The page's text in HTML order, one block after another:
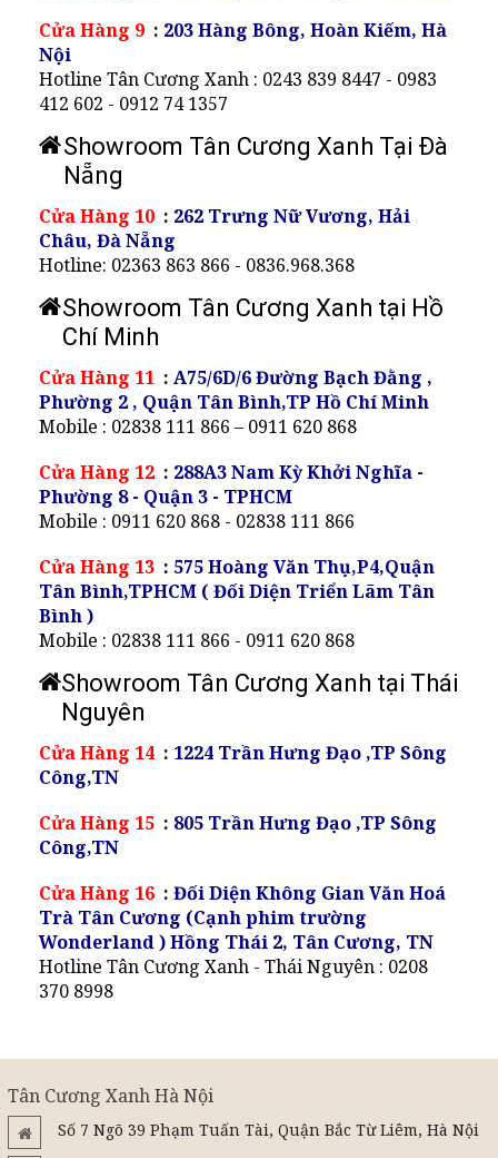
Cửa Hàng 9 : 203 Hàng Bông, Hoàn Kiếm, Hà
Nội
Hotline Tân Cương Xanh : 0243 839 8447 - 0983
412 602 - 0912 74 1357
Showroom Tân Cương Xanh Tại Đà
Nẵng
Cửa Hàng 10 : 262 Trưng Nữ Vương, Hải
Châu, Đà Nẵng
Hotline: 02363 863 866 - 0836.968.368
Showroom Tân Cương Xanh tại Hồ
Chí Minh
Cửa Hàng 11 : A75/6D/6 Đường Bạch Đằng ,
Phường 2 , Quận Tân Bình,TP Hồ Chí Minh
Mobile : 02838 111 866 – 0911 620 868
Cửa Hàng 12 : 288A3 Nam Kỳ Khởi Nghĩa -
Phường 8 - Quận 3 - TPHCM
Mobile : 0911 620 868 - 02838 111 866
Cửa Hàng 13 : 575 Hoàng Văn Thụ,P4,Quận
Tân Bình,TPHCM ( Đối Diện Triển Lãm Tân
Bình )
Mobile : 02838 111 866 - 0911 620 868
Showroom Tân Cương Xanh tại Thái
Nguyên
Cửa Hàng 14 : 1224 Trần Hưng Đạo ,TP Sông
Công,TN
Cửa Hàng 15 : 805 Trần Hưng Đạo ,TP Sông
Công,TN
Cửa Hàng 16 : Đối Diện Không Gian Văn Hoá
Trà Tân Cương (Cạnh phim trường
Wonderland ) Hồng Thái 2, Tân Cương, TN
Hotline Tân Cương Xanh - Thái Nguyên : 0208
370 8998
Tân Cương Xanh Hà Nội
Số 7 Ngõ 39 Phạm Tuấn Tài, Quận Bắc Từ Liêm, Hà Nội